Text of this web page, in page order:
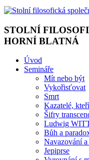
STOLNÍ
HORNÍ BLATNÁ
Úvod
Semináře
Mít nebo být
Vykořisťovat
Smrt
Kazatelé,
Šifry
Ludwig
Bůh a
Navazování a
Jepiprse